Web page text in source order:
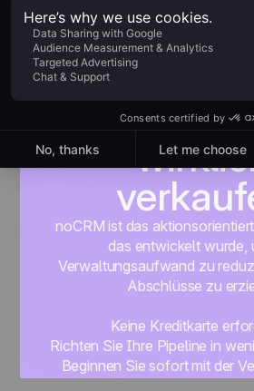
Für alle,
noCRM ist das
das entwickelt wurde,
Verwaltungsaufwand zu
Abschlüsse zu
Keine Kreditkarte
Richten Sie Ihre Pipeline in
Beginnen Sie sofort mit der